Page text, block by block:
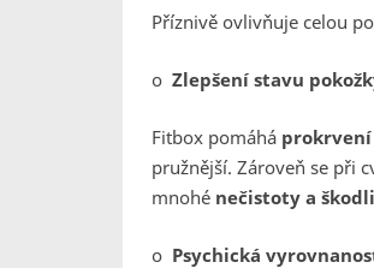
Příznivě ovlivňuje celou
o Zlepšení stavu
Fitbox pomáhá
pružnější. Zároveň se při
mnohé nečistoty a
o Psychická